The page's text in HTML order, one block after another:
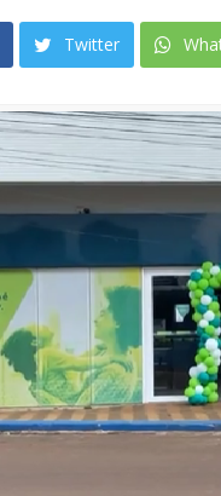
Twitter